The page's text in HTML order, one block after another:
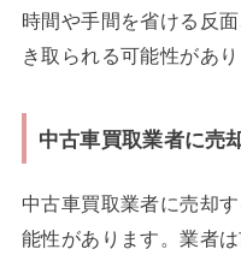
時間や手間を省ける反
き取られる可能性があり
中古車買取業者に売
中古車買取業者に売却
能性があります。業者